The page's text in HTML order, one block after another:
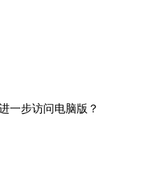
一步访问电脑版？